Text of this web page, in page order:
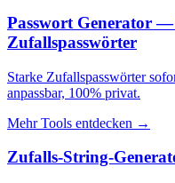
Passwort Generator
Zufallspasswörter
Starke Zufallspasswörter
anpassbar, 100% privat.
Mehr Tools entdecken →
Zufalls-String-